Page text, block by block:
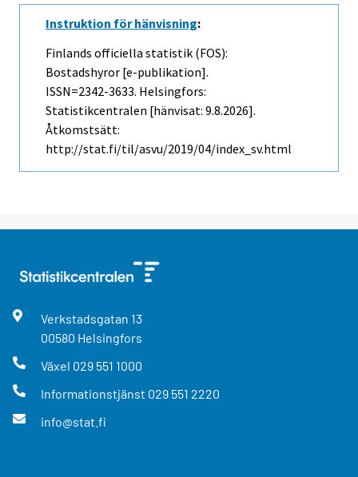
Instruktion för hänvisning:
Finlands officiella statistik (FOS):
Bostadshyror [e-publikation].
ISSN=2342-3633. Helsingfors:
Statistikcentralen [hänvisat: 9.8.2026].
Åtkomstsätt:
http://stat.fi/til/asvu/2019/04/index_sv.html
Verkstadsgatan 13
00580 Helsingfors
Växel 029 551 1000
Informationstjänst 029 551 2220
info@stat.fi